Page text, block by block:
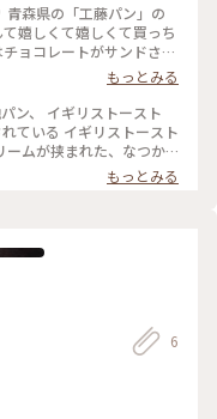
青森県の「工藤パン」の
嬉しくて嬉しくて買っち
ョコレートがサンドされ
大きさなんですね。私に
に置いてあるとパンとは
森県 #パン #走れメロ
もっとみる
ン、 イギリストースト
ている イギリストースト
ームが挟まれた、なつか
もっとみる
6